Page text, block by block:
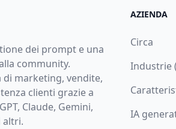
dei prompt e una
community.
di marketing, vendite,
clienti grazie a
Claude, Gemini,
altri.
AZIENDA
Circa
Industrie
IA